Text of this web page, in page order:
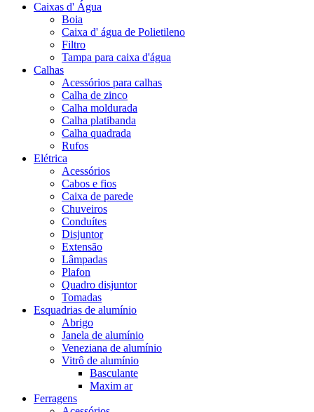
Caixas d' Água
Boia
Caixa d' água de Polietileno
Filtro
Tampa para caixa d'água
Calhas
Acessórios para calhas
Calha de zinco
Calha moldurada
Calha platibanda
Calha quadrada
Rufos
Elétrica
Acessórios
Cabos e fios
Caixa de parede
Chuveiros
Conduítes
Disjuntor
Extensão
Lâmpadas
Plafon
Quadro disjuntor
Tomadas
Esquadrias de alumínio
Abrigo
Janela de alumínio
Veneziana de alumínio
Vitrô de alumínio
Basculante
Maxim ar
Ferragens